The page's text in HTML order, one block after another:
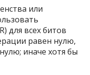
или
для всех битов
равен нулю,
иначе хотя бы